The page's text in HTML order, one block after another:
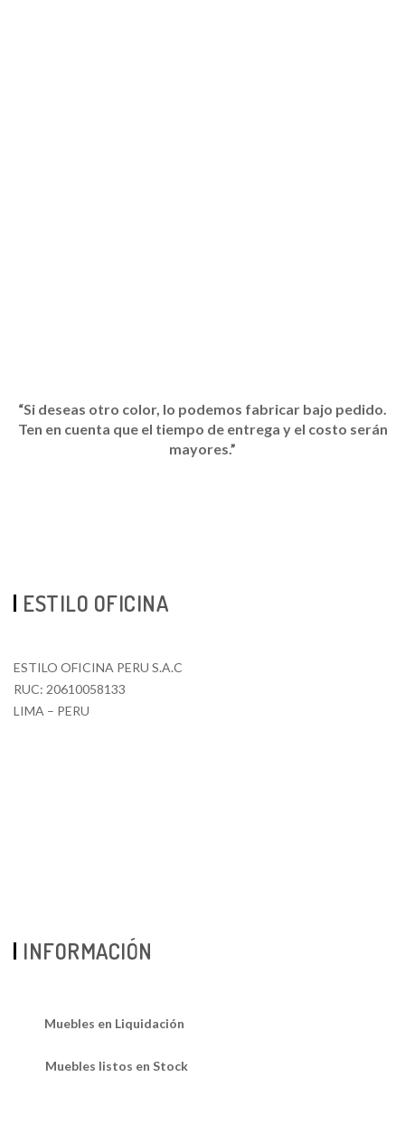
“Si deseas otro color, lo podemos fabricar bajo pedido.
Ten en cuenta que el tiempo de entrega y el costo serán
mayores.”
ESTILO OFICINA
ESTILO OFICINA PERU S.A.C
RUC: 20610058133
LIMA – PERU
INFORMACIÓN
Muebles en Liquidación
Muebles listos en Stock